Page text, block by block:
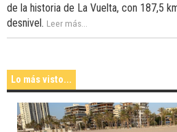
de la historia de La Vuelta, con 187,5
desnivel. Leer más...
Lo más visto...